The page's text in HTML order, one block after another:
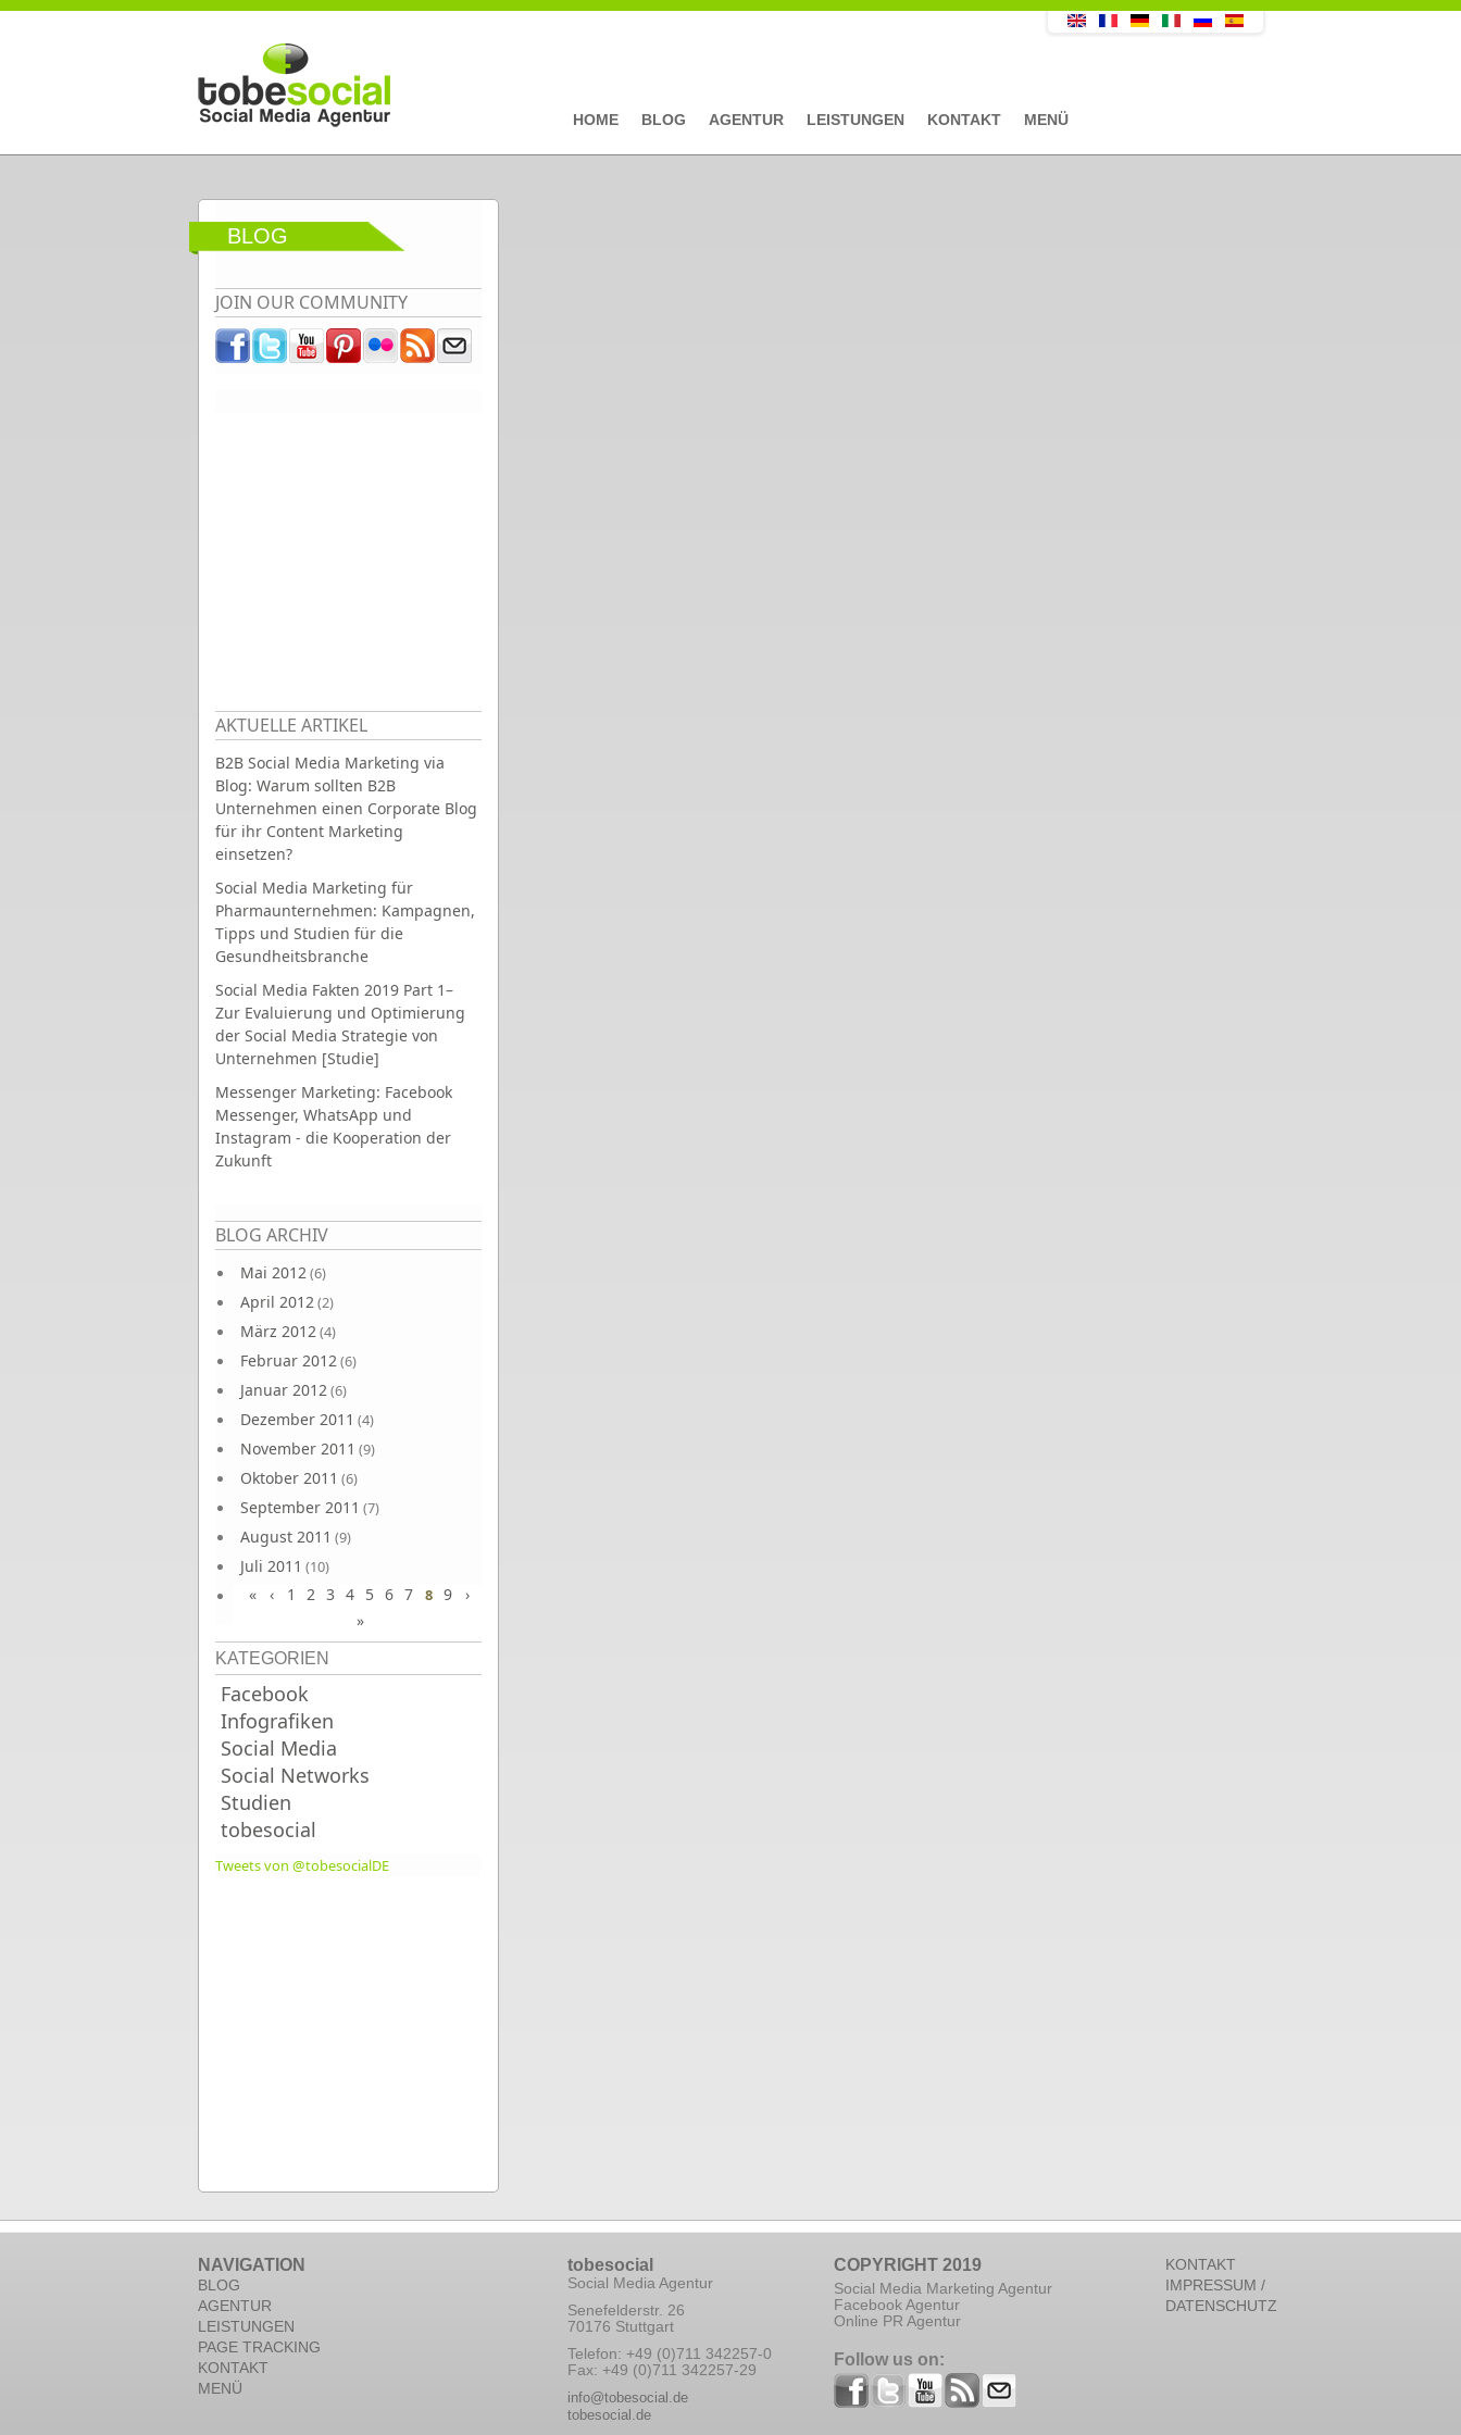
Direkt zum Inhalt
HOME BLOG AGENTUR LEISTUNGEN KONTAKT MENÜ
BLOG
JOIN OUR COMMUNITY
AKTUELLE ARTIKEL
B2B Social Media Marketing via
Blog: Warum sollten B2B
Unternehmen einen Corporate Blog
für ihr Content Marketing
einsetzen?
Social Media Marketing für
Pharmaunternehmen: Kampagnen,
Tipps und Studien für die
Gesundheitsbranche
Social Media Fakten 2019 Part 1–
Zur Evaluierung und Optimierung
der Social Media Strategie von
Unternehmen [Studie]
Messenger Marketing: Facebook
Messenger, WhatsApp und
Instagram - die Kooperation der
Zukunft
BLOG ARCHIV
Mai 2012(6)
April 2012(2)
März 2012(4)
Februar 2012(6)
Januar 2012(6)
Dezember 2011 (4)
November 2011 (9)
Oktober 2011 (6)
September 2011 (7)
August 2011 (9)
Juli 2011 (10)
Juni 2011(9)
Seiten
« ‹ 1 2 3 4 5 6 7 8 9
›
»
KATEGORIEN
Facebook
Infografiken
Social Media
Social Networks
Studien
tobesocial
Tweets von @tobesocialDE
NAVIGATION
BLOG
AGENTUR
LEISTUNGEN
PAGE TRACKING
KONTAKT
MENÜ
tobesocial
Social Media Agentur
Senefelderstr. 26
70176 Stuttgart
Telefon: +49 (0)711 342257-0
Fax: +49 (0)711 342257-29
info@tobesocial.de
tobesocial.de
COPYRIGHT 2019
Social Media Marketing Agentur
Facebook Agentur
Online PR Agentur
Follow us on:
KONTAKT
IMPRESSUM /
DATENSCHUTZ